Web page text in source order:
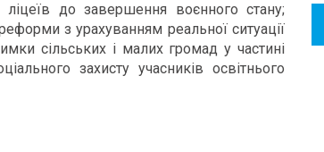
до завершення воєнного стану;
з урахуванням реальної ситуації
сільських і малих громад у частині
захисту учасників освітнього